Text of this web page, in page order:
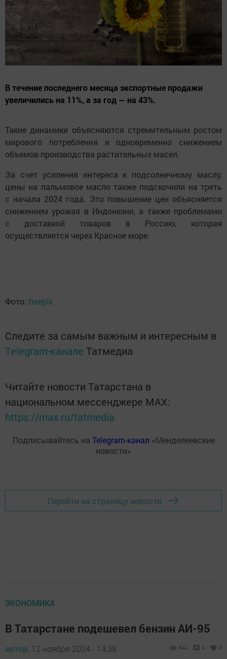
В течение последнего месяца экспортные продажи
увеличились на 11%, а за год — на 43%.
Такие динамики объясняются стремительным ростом
мирового потребления и одновременно снижением
объемов производства растительных масел.
За счет усиления интереса к подсолнечному маслу,
цены на пальмовое масло также подскочили на треть
с начала 2024 года. Это повышение цен объясняется
снижением урожая в Индонезии, а также проблемами
с доставкой товаров в Россию, которая
осуществляется через Красное море.
Фото: freepik
Следите за самым важным и интересным в
Telegram-канале Татмедиа
Читайте новости Татарстана в
национальном мессенджере MАХ:
https://max.ru/tatmedia
Подписывайтесь на Telegram-канал «Менделеевские
новости»
Перейти на страницу новости
ЭКОНОМИКА
В Татарстане подешевел бензин АИ-95
автор, 12 ноября 2024 - 14:38 644 0 0